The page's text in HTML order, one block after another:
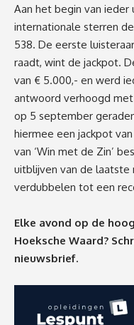
Aan het begin van ieder
internationale sterren de
538. De eerste
raadt, wint de jackpot.
van € 5.000,- en werd
antwoord verhoogd
op 5 september
hiermee een jackpot
van ‘Win met de Zin’
uitblijven van de laatste
verdubbelen tot een
Elke avond op de
Hoeksche Waard?
nieuwsbrief.